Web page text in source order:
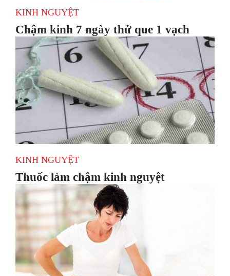
KINH NGUYỆT
Chậm kinh 7 ngày thử que 1 vạch
KINH NGUYỆT
Thuốc làm chậm kinh nguyệt